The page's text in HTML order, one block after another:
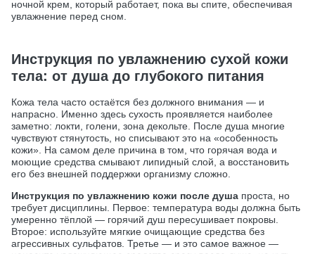
ночной крем, который работает, пока вы спите, обеспечивая
увлажнение перед сном.
Инструкция по увлажнению сухой кожи
тела: от душа до глубокого питания
Кожа тела часто остаётся без должного внимания — и
напрасно. Именно здесь сухость проявляется наиболее
заметно: локти, голени, зона декольте. После душа многие
чувствуют стянутость, но списывают это на «особенность
кожи». На самом деле причина в том, что горячая вода и
моющие средства смывают липидный слой, а восстановить
его без внешней поддержки организму сложно.
Инструкция по увлажнению кожи после душа проста, но
требует дисциплины. Первое: температура воды должна быть
умеренно тёплой — горячий душ пересушивает покровы.
Второе: используйте мягкие очищающие средства без
агрессивных сульфатов. Третье — и это самое важное —